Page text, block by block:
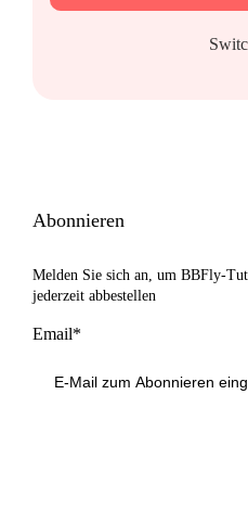
Abonnieren
Melden Sie sich an, um BBFly-
jederzeit abbestellen
Email*